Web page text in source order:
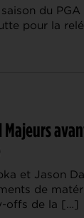
du PGA
pour la
et Jason
de
offs de la […]